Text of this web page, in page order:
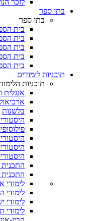
לזכר
בתי ספר
בתי ספר
בית
בית
בית
בית
בית
תוכניות לימודים
תוכניות
אנגלית
בלשנות
התכנית
לימודי
לימודי
לימודי
לימודי